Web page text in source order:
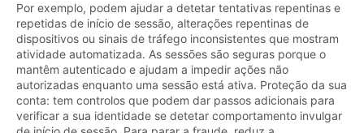
Por exemplo, podem ajudar a detetar tentativas repentinas e
repetidas de início de sessão, alterações repentinas de
dispositivos ou sinais de tráfego inconsistentes que mostram
atividade automatizada. As sessões são seguras porque o
mantêm autenticado e ajudam a impedir ações não
autorizadas enquanto uma sessão está ativa. Proteção da sua
conta: tem controlos que podem dar passos adicionais para
verificar a sua identidade se detetar comportamento invulgar